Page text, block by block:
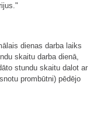
dienas darba laiks
skaitu darba dienā,
stundu skaitu dalot ar
prombūtni) pēdējo